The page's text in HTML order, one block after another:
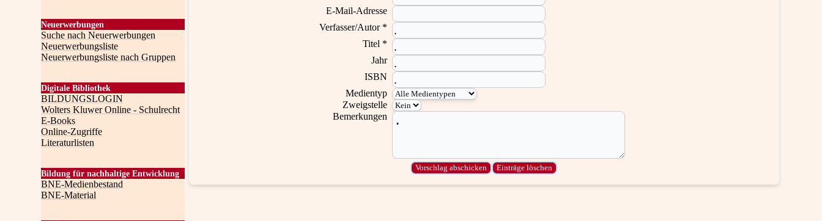
Neuerwerbungen
Suche nach Neuerwerbungen
Neuerwerbungsliste
Neuerwerbungsliste nach Gruppen
Digitale Bibliothek
BILDUNGSLOGIN
Wolters Kluwer Online - Schulrecht
E-Books
Online-Zugriffe
Literaturlisten
Bildung für nachhaltige Entwicklung
BNE-Medienbestand
BNE-Material
E-Mail-Adresse
Verfasser/Autor *
Titel *
Jahr
ISBN
Medientyp
Zweigstelle
Bemerkungen